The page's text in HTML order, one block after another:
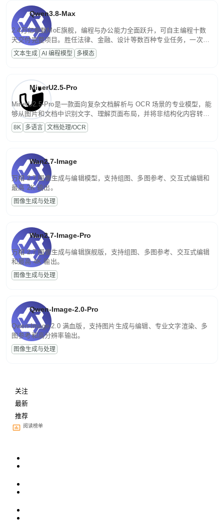
Qwen3.8-Max
2.4万亿参数MoE旗舰，编程与办公能力全面跃升，可自主编程十数
天交付完整项目。胜任法律、金融、设计等数百种专业任务，一次对
话端到端交付生产级成果。原生视觉理解贯穿规划、执行与验证全流
程，支持超长文档与长视频的深度语义解析。长程任务中自主规划与
文本生成 AI 编程模型 多模态
MinerU2.5-Pro
MinerU2.5-Pro是一款面向复杂文档解析与 OCR 场景的专业模型，能
够从图片和文档中识别文字、理解页面布局，并将非结构化内容转换
为便于存储、检索和二次处理的结构化结果。
8K 多语言 文档处理/OCR
Wan2.7-Image
万相 2.7 图像生成与编辑模型，支持组图、多图参考、交互式编辑和
最高 2K 输出。
图像生成与处理
Wan2.7-Image-Pro
万相 2.7 图像生成与编辑旗舰版，支持组图、多图参考、交互式编辑
和最高 4K 输出。
图像生成与处理
Qwen-Image-2.0-Pro
Qwen-Image-2.0 满血版，支持图片生成与编辑、专业文字渲染、多
图参考和高分辨率输出。
图像生成与处理
关注
最新
推荐
阅读榜单